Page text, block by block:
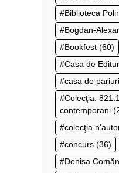
Biblioteca
Bogdan-
Bookfest (60)
Casa de
casa de
Colecţia:
contemporani
colecţia
concurs (36)
Denisa